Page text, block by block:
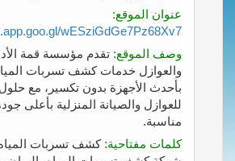
عنوان الموقع:
wESziGdGe7Pz68Xv7
وصف الموقع: تقدم مؤسسة قمة
والعوازل خدمات كشف تسربات
بأحدث الأجهزة بدون تكسير، مع
للعوازل والصيانة المنزلية بأعلى
مناسبة.
كلمات مفتاحية: كشف تسربات المياه